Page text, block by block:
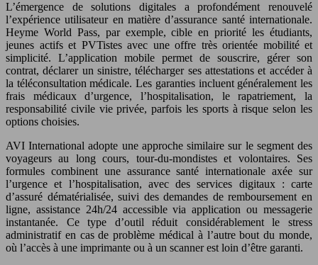
L’émergence de solutions digitales a profondément renouvelé
l’expérience utilisateur en matière d’assurance santé internationale.
Heyme World Pass, par exemple, cible en priorité les étudiants,
jeunes actifs et PVTistes avec une offre très orientée mobilité et
simplicité. L’application mobile permet de souscrire, gérer son
contrat, déclarer un sinistre, télécharger ses attestations et accéder à
la téléconsultation médicale. Les garanties incluent généralement les
frais médicaux d’urgence, l’hospitalisation, le rapatriement, la
responsabilité civile vie privée, parfois les sports à risque selon les
options choisies.
AVI International adopte une approche similaire sur le segment des
voyageurs au long cours, tour-du-mondistes et volontaires. Ses
formules combinent une assurance santé internationale axée sur
l’urgence et l’hospitalisation, avec des services digitaux : carte
d’assuré dématérialisée, suivi des demandes de remboursement en
ligne, assistance 24h/24 accessible via application ou messagerie
instantanée. Ce type d’outil réduit considérablement le stress
administratif en cas de problème médical à l’autre bout du monde,
où l’accès à une imprimante ou à un scanner est loin d’être garanti.